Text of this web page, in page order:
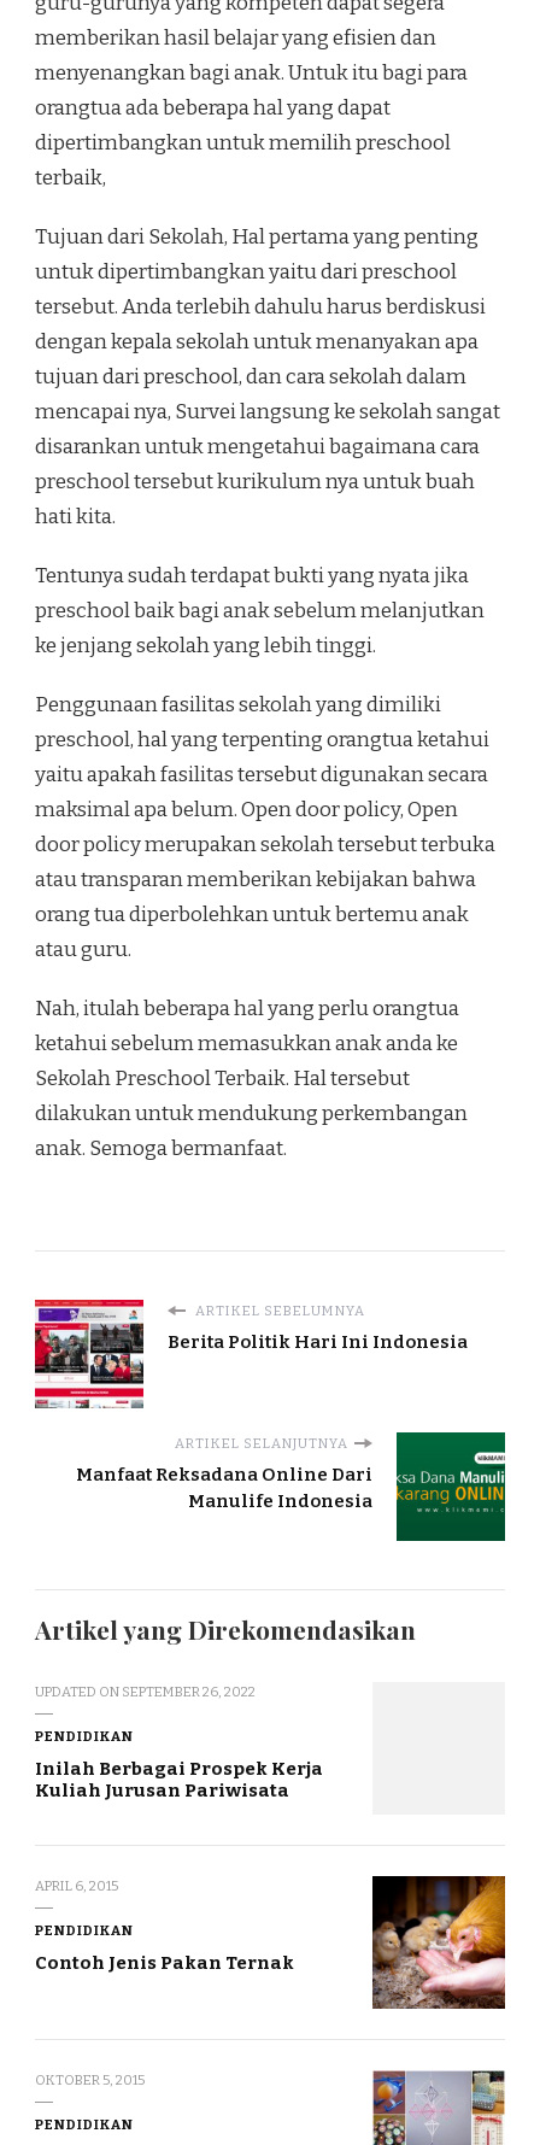
memberikan hasil belajar yang efisien dan
menyenangkan bagi anak. Untuk itu bagi para
orangtua ada beberapa hal yang dapat
dipertimbangkan untuk memilih preschool
terbaik,
Tujuan dari Sekolah, Hal pertama yang penting
untuk dipertimbangkan yaitu dari preschool
tersebut. Anda terlebih dahulu harus berdiskusi
dengan kepala sekolah untuk menanyakan apa
tujuan dari preschool, dan cara sekolah dalam
mencapai nya, Survei langsung ke sekolah sangat
disarankan untuk mengetahui bagaimana cara
preschool tersebut kurikulum nya untuk buah
hati kita.
Tentunya sudah terdapat bukti yang nyata jika
preschool baik bagi anak sebelum melanjutkan
ke jenjang sekolah yang lebih tinggi.
Penggunaan fasilitas sekolah yang dimiliki
preschool, hal yang terpenting orangtua ketahui
yaitu apakah fasilitas tersebut digunakan secara
maksimal apa belum. Open door policy, Open
door policy merupakan sekolah tersebut terbuka
atau transparan memberikan kebijakan bahwa
orang tua diperbolehkan untuk bertemu anak
atau guru.
Nah, itulah beberapa hal yang perlu orangtua
ketahui sebelum memasukkan anak anda ke
Sekolah Preschool Terbaik. Hal tersebut
dilakukan untuk mendukung perkembangan
anak. Semoga bermanfaat.
ARTIKEL SEBELUMNYA
Berita Politik Hari Ini Indonesia
ARTIKEL SELANJUTNYA
Manfaat Reksadana Online Dari
Manulife Indonesia
Artikel yang Direkomendasikan
UPDATED ON SEPTEMBER 26, 2022
PENDIDIKAN
Inilah Berbagai Prospek Kerja
Kuliah Jurusan Pariwisata
APRIL 6, 2015
PENDIDIKAN
Contoh Jenis Pakan Ternak
OKTOBER 5, 2015
PENDIDIKAN